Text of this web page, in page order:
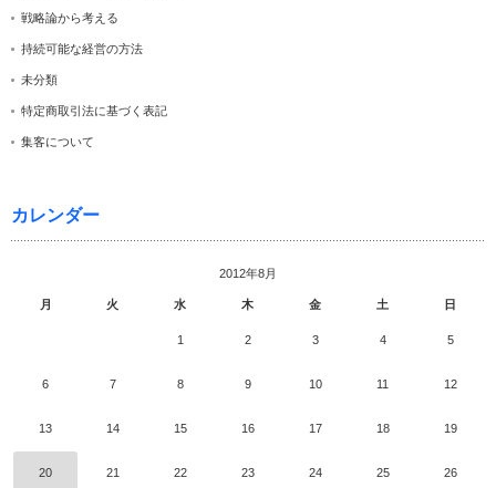
戦略論から考える
持続可能な経営の方法
未分類
特定商取引法に基づく表記
集客について
カレンダー
2012年8月
月 火 水 木 金 土 日
1 2 3 4 5
6 7 8 9 10 11 12
13 14 15 16 17 18 19
20 21 22 23 24 25 26